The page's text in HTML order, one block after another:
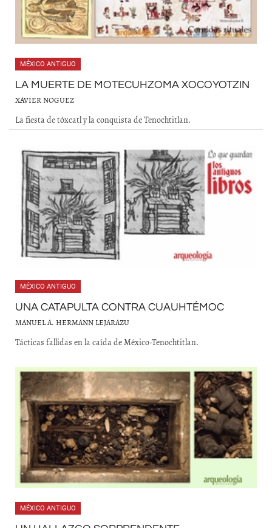
MÉXICO ANTIGUO
LA MUERTE DE MOTECUHZOMA XOCOYOTZIN
XAVIER NOGUEZ
La fiesta de tóxcatl y la conquista de Tenochtitlan.
MÉXICO ANTIGUO
UNA CATAPULTA CONTRA CUAUHTÉMOC
MANUEL A. HERMANN LEJARAZU
Tácticas fallidas en la caída de México-Tenochtitlan.
MÉXICO ANTIGUO